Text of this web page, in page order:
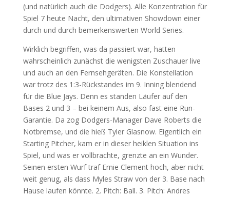
(und natürlich auch die Dodgers). Alle Konzentration für
Spiel 7 heute Nacht, den ultimativen Showdown einer
durch und durch bemerkenswerten World Series.
Wirklich begriffen, was da passiert war, hatten
wahrscheinlich zunächst die wenigsten Zuschauer live
und auch an den Fernsehgeräten. Die Konstellation
war trotz des 1:3-Rückstandes im 9. Inning blendend
für die Blue Jays. Denn es standen Läufer auf den
Bases 2 und 3 – bei keinem Aus, also fast eine Run-
Garantie. Da zog Dodgers-Manager Dave Roberts die
Notbremse, und die hieß Tyler Glasnow. Eigentlich ein
Starting Pitcher, kam er in dieser heiklen Situation ins
Spiel, und was er vollbrachte, grenzte an ein Wunder.
Seinen ersten Wurf traf Ernie Clement hoch, aber nicht
weit genug, als dass Myles Straw von der 3. Base nach
Hause laufen könnte. 2. Pitch: Ball. 3. Pitch: Andres